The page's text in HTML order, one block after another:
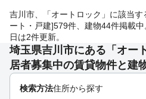
吉川市、「オートロック」に該当
ート・戸建]579件、建物44件掲載
日は2件更新。
埼玉県吉川市にある「オー
居者募集中の賃貸物件と建
検索方法住所から探す